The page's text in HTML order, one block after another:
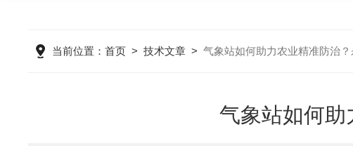
当前位置：首页 >技术文章 >气象站如何助力农业精准防治
气象站如何助